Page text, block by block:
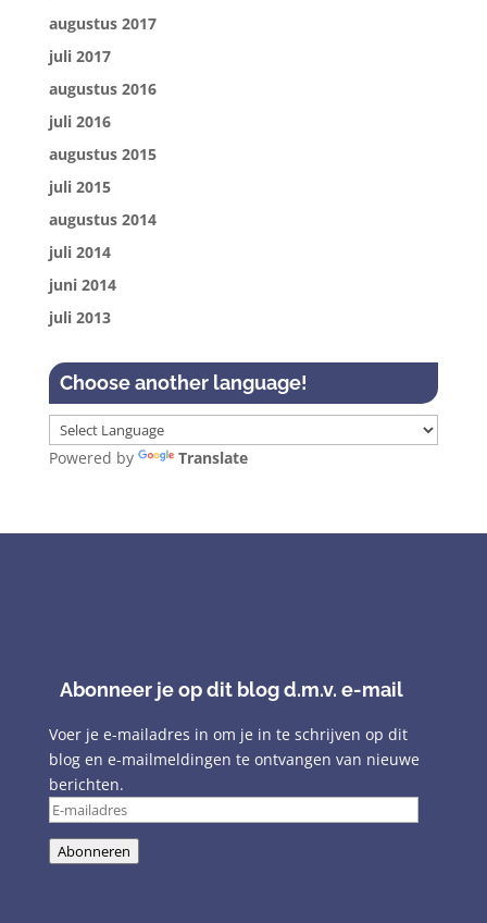
augustus 2017
juli 2017
augustus 2016
juli 2016
augustus 2015
juli 2015
augustus 2014
juli 2014
juni 2014
juli 2013
Choose another language!
Powered by Translate
Abonneer je op dit blog d.m.v. e-mail
Voer je e-mailadres in om je in te schrijven op dit
blog en e-mailmeldingen te ontvangen van nieuwe
berichten.
E-
mailadres
Abonneren